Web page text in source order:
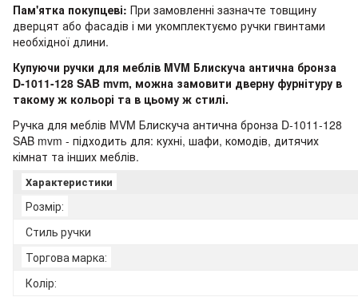
Пам'ятка покупцеві: При замовленні зазначте товщину
дверцят або фасадів і ми укомплектуємо ручки гвинтами
необхідної длини.
Купуючи ручки для меблів MVM Блискуча антична бронза
D-1011-128 SAB mvm, можна замовити дверну фурнітуру в
такому ж кольорі та в цьому ж стилі.
Ручка для меблів MVM Блискуча антична бронза D-1011-128
SAB mvm - підходить для: кухні, шафи, комодів, дитячих
кімнат та інших меблів.
Характеристики
Розмір:
Стиль ручки
Торгова марка:
Колір: